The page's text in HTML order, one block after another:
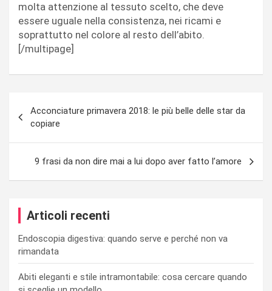
molta attenzione al tessuto scelto, che deve
essere uguale nella consistenza, nei ricami e
soprattutto nel colore al resto dell’abito.
[/multipage]
articoli
Acconciature primavera 2018: le più belle delle star da
copiare
9 frasi da non dire mai a lui dopo aver fatto l’amore
Articoli recenti
Endoscopia digestiva: quando serve e perché non va
rimandata
Abiti eleganti e stile intramontabile: cosa cercare quando